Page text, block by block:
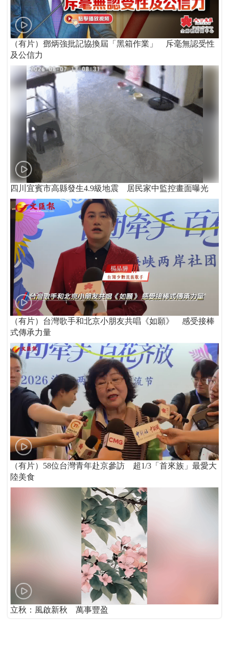
（有片）鄧炳強批記協換屆「黑箱作業」 斥毫無認受性
及公信力
四川宜賓市高縣發生4.9級地震 居民家中監控畫面曝光
（有片）台灣歌手和北京小朋友共唱《如願》 感受接棒
式傳承力量
（有片）58位台灣青年赴京參訪 超1/3「首來族」最愛大
陸美食
立秋：風啟新秋 萬事豐盈